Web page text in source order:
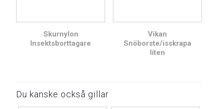
Skurnylon
Insektsborttagare
Vikan
Snöborste/isskrapa
liten
Du kanske också gillar